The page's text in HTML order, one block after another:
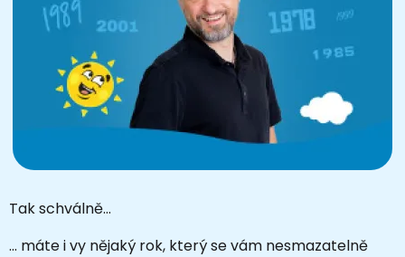
Tak schválně…
… máte i vy nějaký rok, který se vám nesmazatelně